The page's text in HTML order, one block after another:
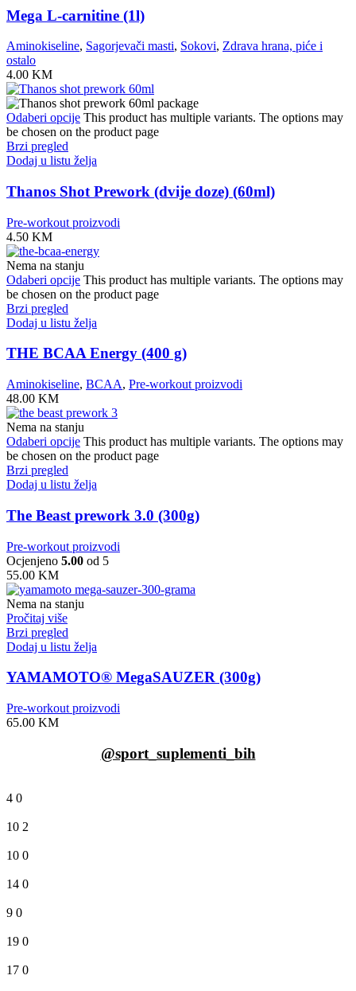
Mega L-carnitine (1l)
Aminokiseline, Sagorjevači masti, Sokovi, Zdrava hrana, piće i
ostalo
4.00 KM
Odaberi opcije This product has multiple variants. The options may
be chosen on the product page
Brzi pregled
Dodaj u listu želja
Thanos Shot Prework (dvije doze) (60ml)
Pre-workout proizvodi
4.50 KM
Nema na stanju
Odaberi opcije This product has multiple variants. The options may
be chosen on the product page
Brzi pregled
Dodaj u listu želja
THE BCAA Energy (400 g)
Aminokiseline, BCAA, Pre-workout proizvodi
48.00 KM
Nema na stanju
Odaberi opcije This product has multiple variants. The options may
be chosen on the product page
Brzi pregled
Dodaj u listu želja
The Beast prework 3.0 (300g)
Pre-workout proizvodi
Ocjenjeno 5.00 od 5
55.00 KM
Nema na stanju
Pročitaj više
Brzi pregled
Dodaj u listu želja
YAMAMOTO® MegaSAUZER (300g)
Pre-workout proizvodi
65.00 KM
@sport_suplementi_bih
4 0
10 2
10 0
14 0
9 0
19 0
17 0